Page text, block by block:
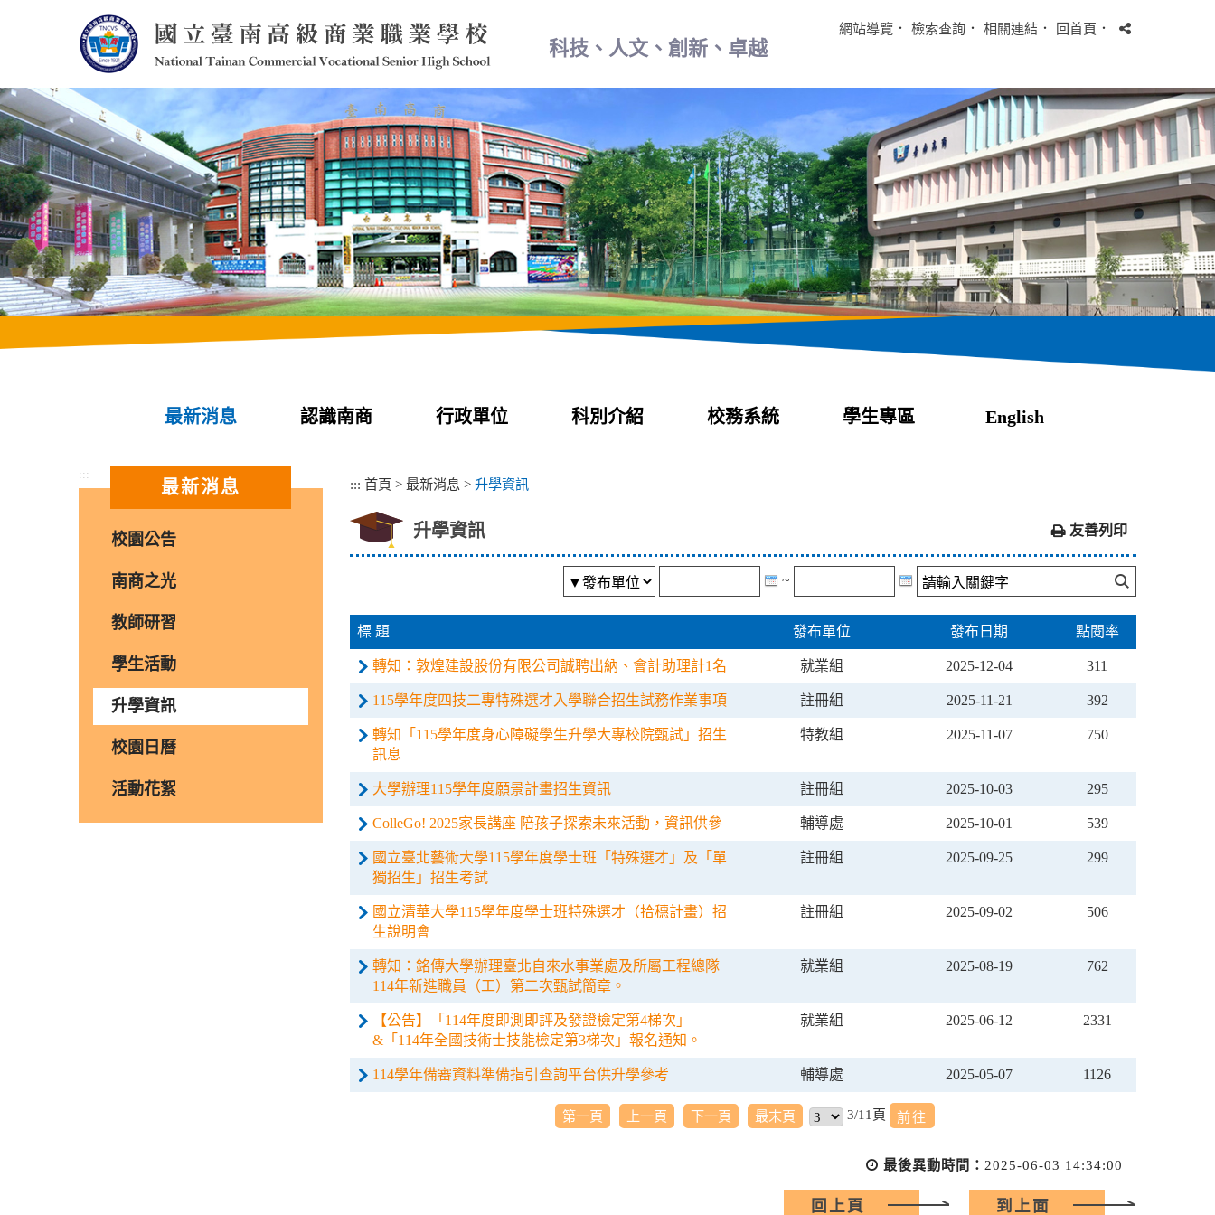
內
容
區
塊
科技、人文、創新、卓越
網站導覽 ． 檢索查詢 ． 相關連結 ． 回首頁 ．
最新消息 認識南商 行政單位 科別介紹 校務系統 學生專區 English
:::
最新消息
校園公告
南商之光
教師研習
學生活動
升學資訊
校園日曆
活動花絮
::: 首頁 > 最新消息 > 升學資訊
升學資訊 友善列印
~
標 題 發布單位 發布日期 點閱率
轉知：敦煌建設股份有限公司誠聘出納、會計助理計1名 就業組 2025-12-04 311
115學年度四技二專特殊選才入學聯合招生試務作業事項 註冊組 2025-11-21 392
轉知「115學年度身心障礙學生升學大專校院甄試」招生
訊息
特教組 2025-11-07 750
大學辦理115學年度願景計畫招生資訊 註冊組 2025-10-03 295
ColleGo! 2025家長講座 陪孩子探索未來活動，資訊供參 輔導處 2025-10-01 539
國立臺北藝術大學115學年度學士班「特殊選才」及「單
獨招生」招生考試
註冊組 2025-09-25 299
國立清華大學115學年度學士班特殊選才（拾穗計畫）招
生說明會
註冊組 2025-09-02 506
轉知：銘傳大學辦理臺北自來水事業處及所屬工程總隊
114年新進職員（工）第二次甄試簡章。
就業組 2025-08-19 762
【公告】「114年度即測即評及發證檢定第4梯次」
&「114年全國技術士技能檢定第3梯次」報名通知。
就業組 2025-06-12 2331
114學年備審資料準備指引查詢平台供升學參考 輔導處 2025-05-07 1126
第一頁 上一頁 下一頁 最末頁 3/11頁
最後異動時間： 2025-06-03 14:34:00
回上頁 到上面